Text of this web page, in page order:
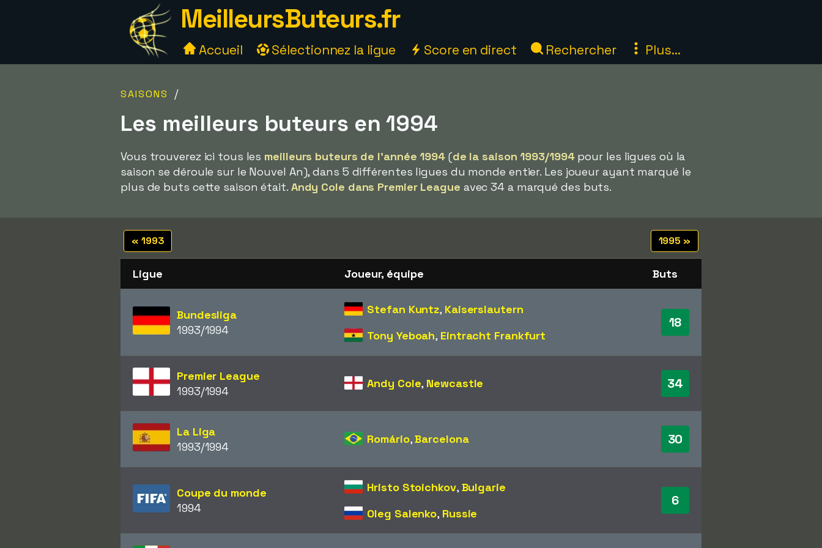
MeilleursButeurs.fr
Accueil Sélectionnez la ligue Score en direct Rechercher Plus...
SAISONS /
Les meilleurs buteurs en 1994
Vous trouverez ici tous les meilleurs buteurs de l'année 1994(de la saison 1993/1994pour les ligues où la
saison se déroule sur le Nouvel An), dans 5 différentes ligues du monde entier. Les joueur ayant marqué le
plus de buts cette saison était. Andy Cole dans Premier League avec 34 a marqué des buts.
1995 »
« 1993
Ligue Joueur, équipe Buts
Bundesliga
1993/1994
Stefan Kuntz, Kaiserslautern
Tony Yeboah, Eintracht Frankfurt
18
Premier League
1993/1994
Andy Cole, Newcastle 34
La Liga
1993/1994
Romário,Barcelona 30
Coupe du monde
1994
Hristo Stoichkov, Bulgarie
Oleg Salenko, Russie
6